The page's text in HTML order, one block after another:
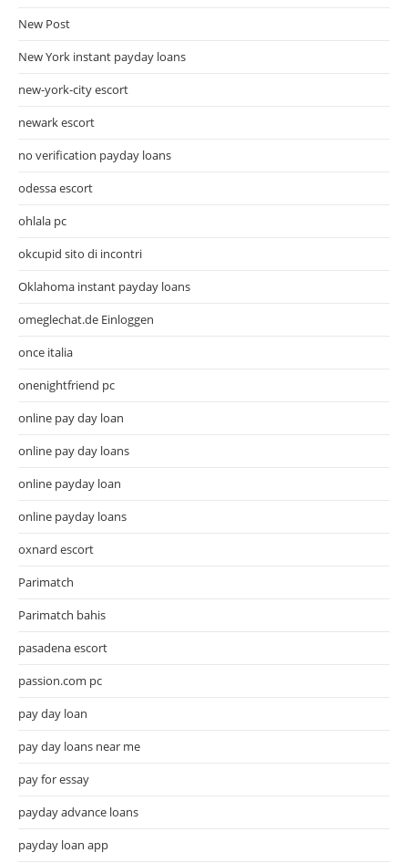
New Post
New York instant payday loans
new-york-city escort
newark escort
no verification payday loans
odessa escort
ohlala pc
okcupid sito di incontri
Oklahoma instant payday loans
omeglechat.de Einloggen
once italia
onenightfriend pc
online pay day loan
online pay day loans
online payday loan
online payday loans
oxnard escort
Parimatch
Parimatch bahis
pasadena escort
passion.com pc
pay day loan
pay day loans near me
pay for essay
payday advance loans
payday loan app